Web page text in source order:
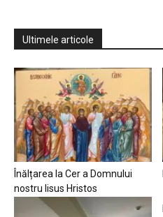
Ultimele articole
Înălțarea la Cer a Domnului
nostru Iisus Hristos